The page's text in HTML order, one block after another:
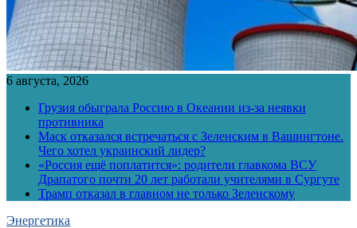
6 августа, 2026
Грузия обыграла Россию в Океании из-за неявки
противника
Маск отказался встречаться с Зеленским в Вашингтоне.
Чего хотел украинский лидер?
«Россия ещё поплатится»: родители главкома ВСУ
Драпатого почти 20 лет работали учителями в Сургуте
Трамп отказал в главном не только Зеленскому
Энергетика